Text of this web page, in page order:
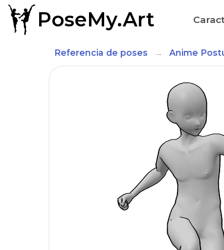
PoseMy.Art
Referencia de poses Anime